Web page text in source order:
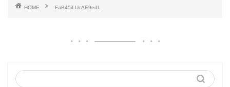
HOME FaB45iLUcAE9edL